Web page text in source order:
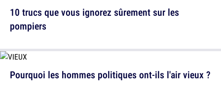
Pourquoi les hommes politiques ont-ils l'air vieux ?
10 trucs que vous ignorez sûrement sur les
pompiers